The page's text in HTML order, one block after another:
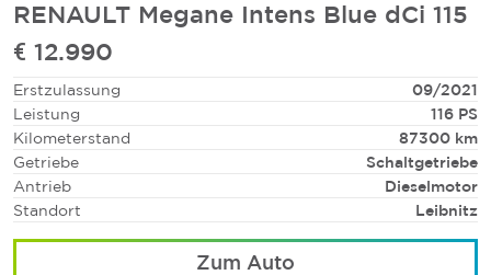
RENAULT Megane Intens Blue dCi 115
€ 12.990
Erstzulassung
09/2021
Leistung
116 PS
Kilometerstand
87300 km
Getriebe
Schaltgetriebe
Antrieb
Dieselmotor
Standort
Leibnitz
Zum Auto